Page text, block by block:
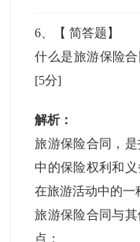
6 、【简答题 】
什么是旅游保险
[5分]
解析：
旅游保险合同，
中的保险权利和
在旅游活动中的一
旅游保险合同与
点：